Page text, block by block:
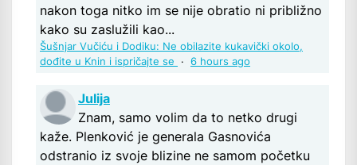
nakon toga nitko im se nije obratio ni približno
kako su zaslužili kao...
Šušnjar Vučiću i Dodiku: Ne obilazite kukavički okolo,
dođite u Knin i ispričajte se
· 6 hours ago
Julija
Znam, samo volim da to netko drugi
kaže. Plenković je generala Gasnovića
odstranio iz svoje blizine ne samom početku